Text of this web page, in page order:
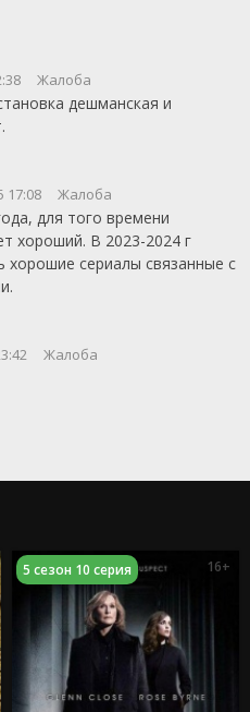
Жалоба
дешманская и
17:08 Жалоба
для того времени
хороший. В 2023-2024 г
сериалы связанные с
Жалоба
5 сезон 10 серия 16+